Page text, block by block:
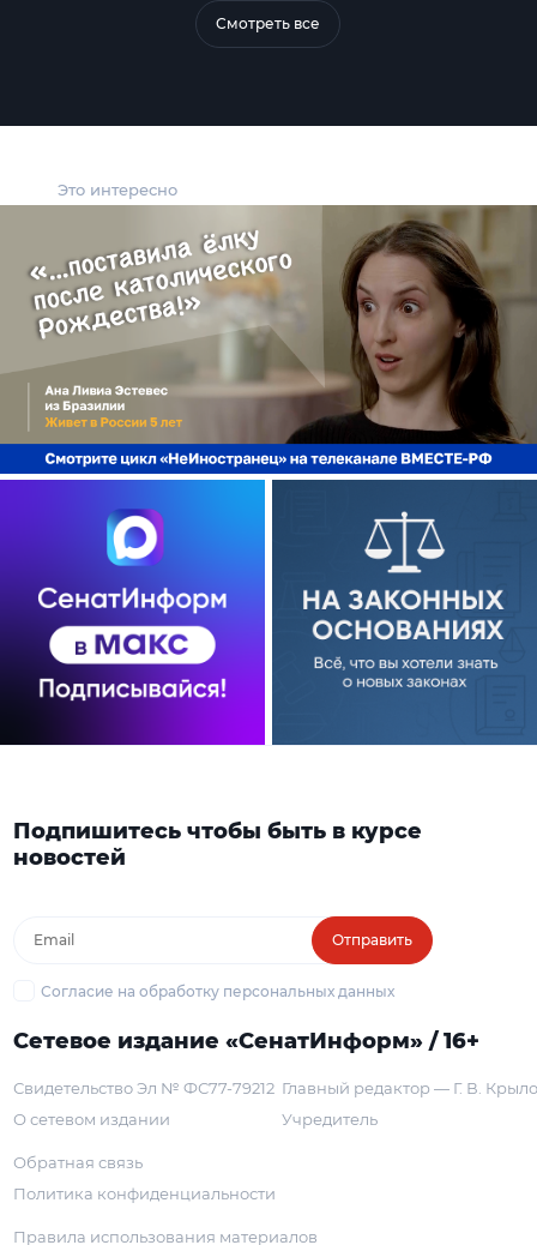
Это интересно
Смотреть все
Подпишитесь чтобы быть в курсе
новостей
Отправить
Согласие на обработку персональных данных
Сетевое издание «СенатИнформ» / 16+
Свидетельство Эл № ФС77-79212
О сетевом издании
Главный редактор — Г. В.
Учредитель
Обратная связь
Политика конфиденциальности
Правила использования материалов